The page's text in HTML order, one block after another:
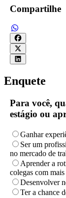
Compartilhe
Enquete
Para você,
estágio ou
Ganhar
Ser um
no mercado de
Aprender a
colegas com
Desenvolver
Ter a chance